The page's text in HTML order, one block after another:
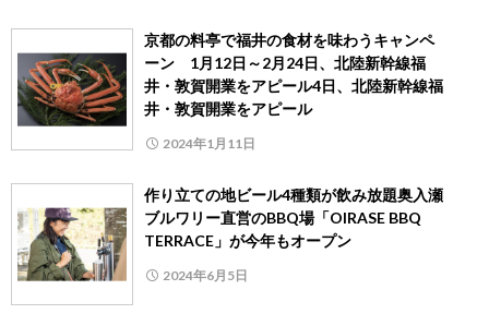
京都の料亭で福井の食材を味わうキャンペ
ーン 1月12日～2月24日、北陸新幹線福
井・敦賀開業をアピール4日、北陸新幹線福
井・敦賀開業をアピール
2024年1月11日
作り立ての地ビール4種類が飲み放題奥入瀬
ブルワリー直営のBBQ場「OIRASE BBQ
TERRACE」が今年もオープン
2024年6月5日